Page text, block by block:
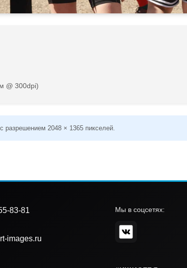
@ 300dpi)
разрешением 2048 × 1365 пикселей.
83-81
images.ru
Мы в соцсетях: